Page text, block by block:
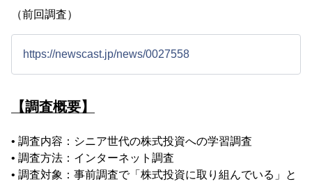
（前回調査）
https://newscast.jp/news/0027558
【調査概要】
• 調査内容：シニア世代の株式投資への学習調査
• 調査方法：インターネット調査
• 調査対象：事前調査で「株式投資に取り組んでいる」と